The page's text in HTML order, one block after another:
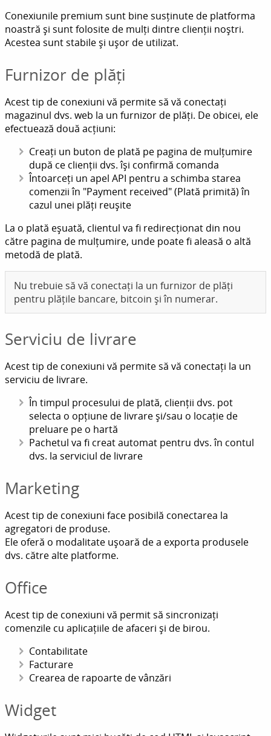
Conexiunile premium sunt bine susținute de platforma
noastră și sunt folosite de mulți dintre clienții noștri.
Acestea sunt stabile și ușor de utilizat.
Furnizor de plăți
Acest tip de conexiuni vă permite să vă conectați
magazinul dvs. web la un furnizor de plăți. De obicei, ele
efectuează două acțiuni:
Creați un buton de plată pe pagina de mulțumire
după ce clienții dvs. își confirmă comanda
Întoarceți un apel API pentru a schimba starea
comenzii în "Payment received" (Plată primită) în
cazul unei plăți reușite
La o plată eșuată, clientul va fi redirecționat din nou
către pagina de mulțumire, unde poate fi aleasă o altă
metodă de plată.
Nu trebuie să vă conectați la un furnizor de plăți
pentru plățile bancare, bitcoin și în numerar.
Serviciu de livrare
Acest tip de conexiuni vă permite să vă conectați la un
serviciu de livrare.
În timpul procesului de plată, clienții dvs. pot
selecta o opțiune de livrare și/sau o locație de
preluare pe o hartă
Pachetul va fi creat automat pentru dvs. în contul
dvs. la serviciul de livrare
Marketing
Acest tip de conexiuni face posibilă conectarea la
agregatori de produse.
Ele oferă o modalitate ușoară de a exporta produsele
dvs. către alte platforme.
Office
Acest tip de conexiuni vă permit să sincronizați
comenzile cu aplicațiile de afaceri și de birou.
Contabilitate
Facturare
Crearea de rapoarte de vânzări
Widget